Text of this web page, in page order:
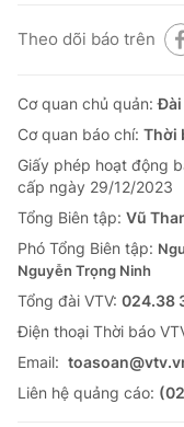
Theo dõi báo trên
Cơ quan chủ quản:Đài
Cơ quan báo chí: Thời
Giấy phép hoạt động
cấp ngày 29/12/2023
Tổng Biên tập: Vũ
Phó Tổng Biên tập:
Nguyễn Trọng Ninh
Tổng đài VTV: 024.38
Ðiện thoại Thời báo
Email:
Liên hệ quảng cáo: